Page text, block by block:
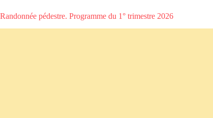
du
2°
Randonnée pédestre. Programme du 1° trimestre 2026